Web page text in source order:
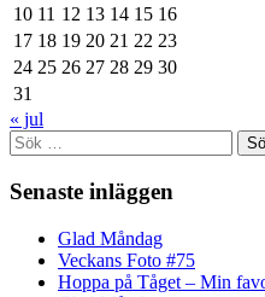
10 11 12 13 14 15 16
17 18 19 20 21 22 23
24 25 26 27 28 29 30
31
« jul
Sök
efter:
Senaste inläggen
Glad Måndag
Veckans Foto #75
Hoppa på Tåget – Min